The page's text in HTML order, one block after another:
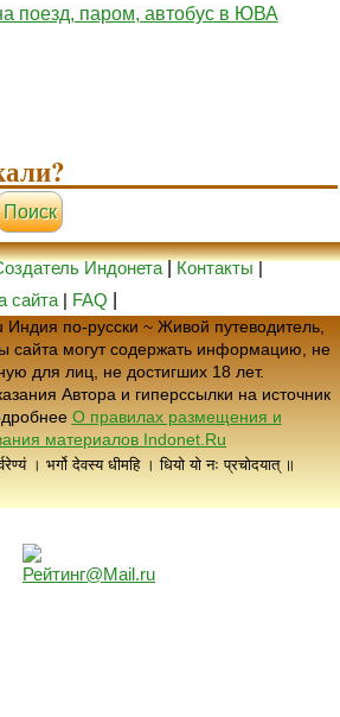
поезд, паром, автобус в ЮВА
Поиск
Индонета|Контакты|
сайта| FAQ
по-русски ~ Живой путеводитель,
сайта могут содержать информацию, не
для лиц, не достигших 18 лет.
Автора и гиперссылки на источник
О правилах размещения и
материалов Indonet.Ru
। भर्गो देवस्य धीमहि । धियो यो नः प्रचोदयात् ॥